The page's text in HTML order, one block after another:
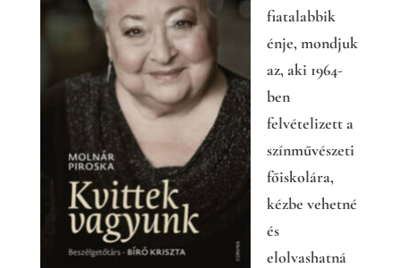
fiatalabbik
énje, mondjuk
az, aki 1964-
ben
felvételizett a
színművészeti
főiskolára,
kézbe vehetné
és
elolvashatná